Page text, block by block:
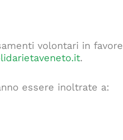
volontari in favore
.
essere inoltrate a: